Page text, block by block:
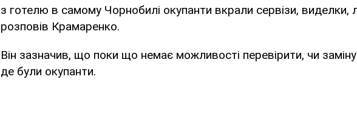
з готелю в самому Чорнобилі окупанти вкрали сервізи, виделки,
розповів Крамаренко.
Він зазначив, що поки що немає можливості перевірити, чи
де були окупанти.